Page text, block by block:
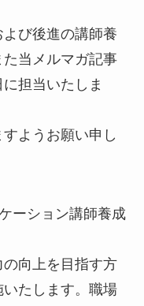
び後進の講師養
当メルマガ記事
担当いたしま
ようお願い申し
ーション講師養成
向上を目指す方
たします。職場